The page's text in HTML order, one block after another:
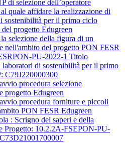
di selezione dell’operatore
quale affidare la realizzazione di
sostenibilità per il primo ciclo
del progetto Edugreen
selezione della figura di un
nell'ambito del progetto PON FESR
PU-2022-1 Titolo
laboratori di sostenibilità per il primo
C79J220000300
procedura selezione
progetto Edugreen
procedura forniture e piccoli
PON FESR Edugreen
: Scrigno dei saperi e della
Progetto: 10.2.2A-FSEPON-PU-